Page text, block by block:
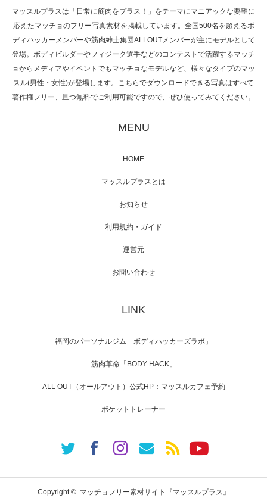
た（6/8放送）
映画「メカバース」舞台挨拶へマッスルプラ
【TV】NHK BS「COOL JAPAN 」にてマッス
「ねとらぼ」さんに…
マッスルプラスは「日常に筋肉をプラス！」をテーマにマニアックな要望に
応えたマッチョのフリー写真素材を掲載しています。全国500名を超えるボ
ディハッカーメンバーや筋肉紳士集団ALLOUTメンバーが主にモデルとして
登場。ボディビルダーやフィジーク選手などのコンテストで活躍するマッチ
ョからメディアやイベントでもマッチョなモデルなど、様々なタイプのマッ
スル(男性・女性)が登場します。こちらでダウンロードできる写真はすべて
著作権フリー、且つ無料でご利用可能ですので、ぜひ使ってみてください。
MENU
HOME
マッスルプラスとは
お知らせ
利用規約・ガイド
運営元
お問い合わせ
LINK
福岡のパーソナルジム「ボディハッカーズラボ」
筋肉革命「BODY HACK」
ALL OUT（オールアウト）公式HP：マッスルカフェ予約
ポケットトレーナー
Copyright © マッチョフリー素材サイト『マッスルプラス』